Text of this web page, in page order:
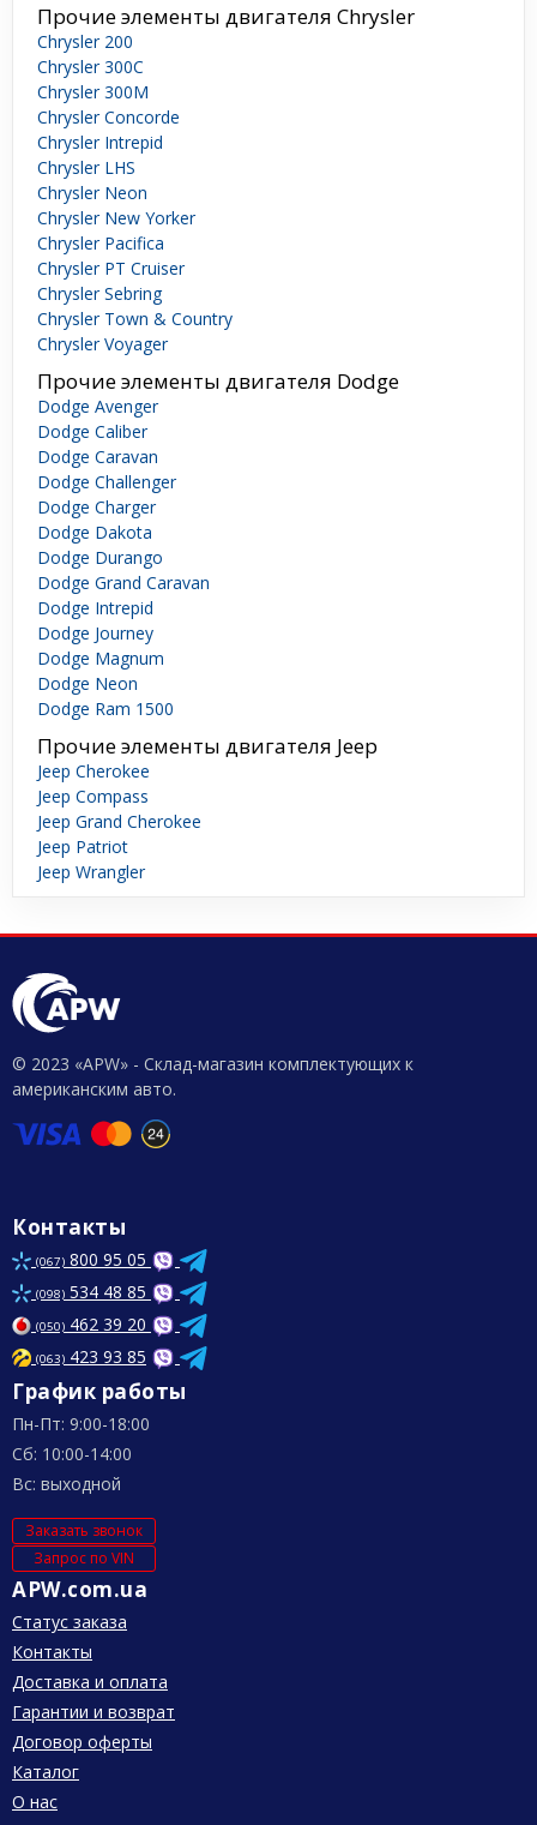
Прочие элементы двигателя Chrysler
Chrysler 200
Chrysler 300C
Chrysler 300M
Chrysler Concorde
Chrysler Intrepid
Chrysler LHS
Chrysler Neon
Chrysler New Yorker
Chrysler Pacifica
Chrysler PT Cruiser
Chrysler Sebring
Chrysler Town & Country
Chrysler Voyager
Прочие элементы двигателя Dodge
Dodge Avenger
Dodge Caliber
Dodge Caravan
Dodge Challenger
Dodge Charger
Dodge Dakota
Dodge Durango
Dodge Grand Caravan
Dodge Intrepid
Dodge Journey
Dodge Magnum
Dodge Neon
Dodge Ram 1500
Прочие элементы двигателя Jeep
Jeep Cherokee
Jeep Compass
Jeep Grand Cherokee
Jeep Patriot
Jeep Wrangler
© 2023 «APW» - Склад-магазин комплектующих к
американским авто.
Контакты
(067) 800 95 05
(098) 534 48 85
(050) 462 39 20
(063) 423 93 85
График работы
Пн-Пт: 9:00-18:00
Сб: 10:00-14:00
Вс: выходной
Заказать звонок
Запрос по VIN
APW.com.ua
Статус заказа
Контакты
Доставка и оплата
Гарантии и возврат
Договор оферты
Каталог
О нас